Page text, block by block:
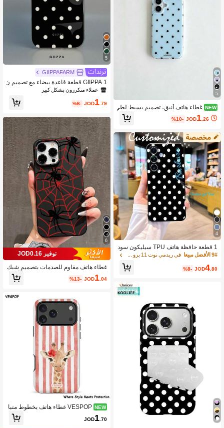
5
NEW غطاء هاتف أنيق، تصميم بسيط لطي
ف، نمط نقاط سوداء وبيضاء، متوافق مع
سلسلة أبل 11 إلى 17، بما في ذلك إصدار
JOD1.26
%10-
4
1 قطعة حافظة هاتف TPU سيليكون سود
اء [مخصصة] مع حبل سيليكون، عصرية، ص
ن 17 16 15 14 13 12 11 بلس برو ماك
س، جالكسي S23 FE، جالكسي S22 ألت
را، حافظة هاتف بنمط سلسلة مخصصة، م
ناسبة كهدية هالوين أو عيد الميلاد أو عيد م
يلاد أو هدية تذكارية للعطلات للعائلة/الأصد
قاء/أفضل الأصدقاء/الأزواج
9# الأفضل مبيعا في ريدمي نوت 11 برو 4G أغطية هواتف مخصصة
JOD4.80
%8-
5
GIIPPAFARM
GIIPPA 1 قطعة قاعدة بيضاء مع تصميم ن
س، 15 برو ماكس، 14 برو ماكس، غطاء
وافق مع 11/12/13/14/15/16 برو ماكس
بلس، تصميم أنيق مناسب للرجال والنسا
ء، هدية مثالية للصديقة في عيد الميلاد، عي
د الحب، عيد الفصح، موسم الزفاف وعيد
الميلاد!
عملاء متكررون بشكل كبير
JOD1.79
%6-
6
توفير JOD0.16
غطاء هاتف مقاوم للصدمات بتصميم شبك
JOD1.04
%13-
NEW
VESPOP غطاء هاتف بخطوط متبا
ينة بأسلوب ريترو INS تغطية كاملة مقاوم
للصدمات غطاء واقي - لهواتف آيفون 18/
JOD1.70